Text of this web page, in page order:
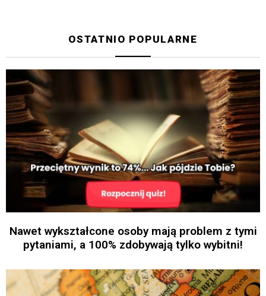
OSTATNIO POPULARNE
Nawet wykształcone osoby mają problem z tymi
pytaniami, a 100% zdobywają tylko wybitni!